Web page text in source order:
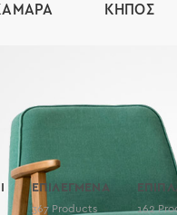
ΚΉΠΟΣ
ΕΠΙΛΕΓΜΕΝΑ
367 Products 162